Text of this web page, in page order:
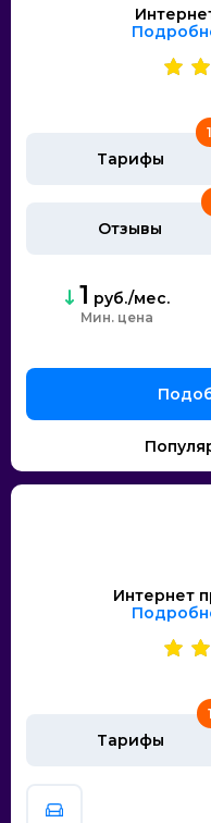
Тарифы
Отзывы
1 руб./мес.
Мин. цена
Интернет
Тарифы